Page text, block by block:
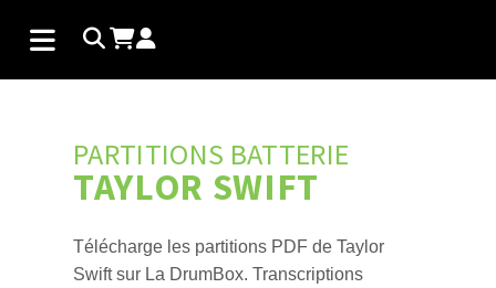
PARTITIONS BATTERIE
TAYLOR SWIFT
Télécharge les partitions PDF de Taylor
Swift sur La DrumBox. Transcriptions